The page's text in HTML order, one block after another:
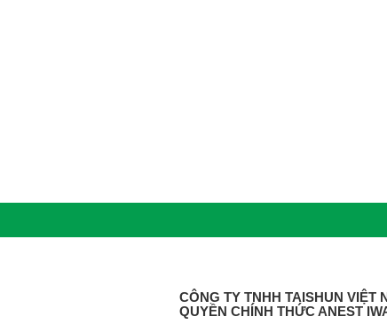
CÔNG TY TNHH TAISHUN VIỆT
QUYỀN CHÍNH THỨC ANEST